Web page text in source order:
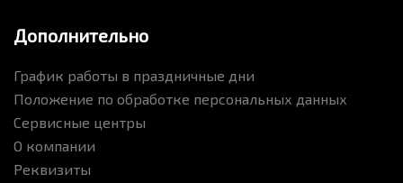
Дополнительно
График работы в праздничные дни
Положение по обработке персональных данных
Сервисные центры
О компании
Реквизиты